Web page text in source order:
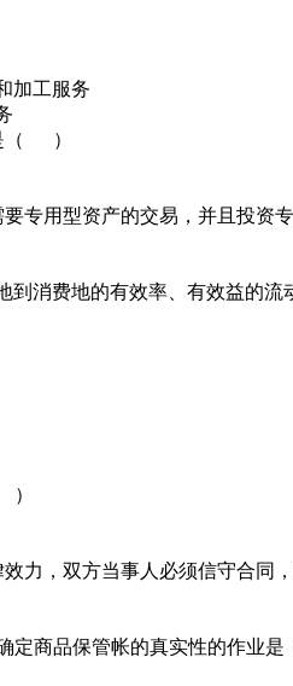
加工服务
（ ）
专用型资产的交易，并且投
到消费地的有效率、有效益的
）
力，双方当事人必须信守合
定商品保管帐的真实性的作业